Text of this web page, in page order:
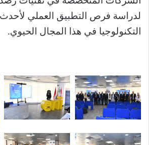
لدراسة فرص التطبيق العملي
التكنولوجيا في هذا المجال الحيوي.